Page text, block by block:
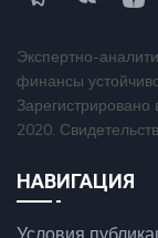
Экспертно-
финансы
2020.
НАВИГАЦИЯ
Условия